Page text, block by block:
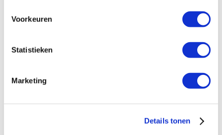
Uw apparaat identificeren door het actief te
scannen op specifieke eigenschappen (fingerprinting)
verwerkt en stel uw voorkeuren in het
detailgedeelte
in.
en om ons websiteverkeer te analyseren. Ook delen we
Voorkeuren
Statistieken
Marketing
Details tonen